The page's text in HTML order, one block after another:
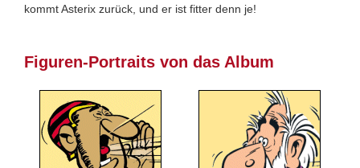
kommt Asterix zurück, und er ist fitter denn je!
Figuren-Portraits von das Album